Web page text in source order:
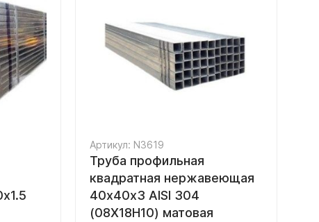
Артикул: N3619
Труба профильная
квадратная нержавеющая
40х40х3 AISI 304
(08Х18Н10) матовая